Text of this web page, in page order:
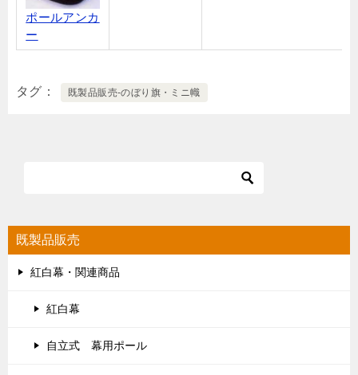
ポールアンカ
ー
タグ 既製品販売-のぼり旗・ミニ幟
既製品販売
紅白幕・関連商品
紅白幕
自立式 幕用ポール